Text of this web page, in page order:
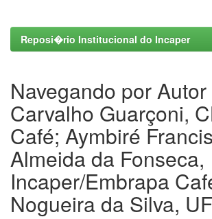
Reposi�rio Institucional do Incaper
Navegando por
Carvalho Guarçoni,
Café; Aymbiré
Almeida da Fonseca,
Incaper/Embrapa
Nogueira da Silva,